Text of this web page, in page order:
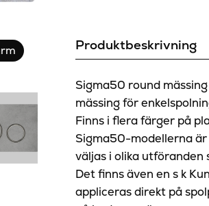
Produktbeskrivning
Sigma50 round
mässing för
Finns i flera färger på
Sigma50-modellerna
väljas i olika utföranden
Det finns även en s k
appliceras direkt på